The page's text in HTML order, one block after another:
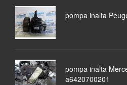
pompa inalta
pompa inalta
a6420700201